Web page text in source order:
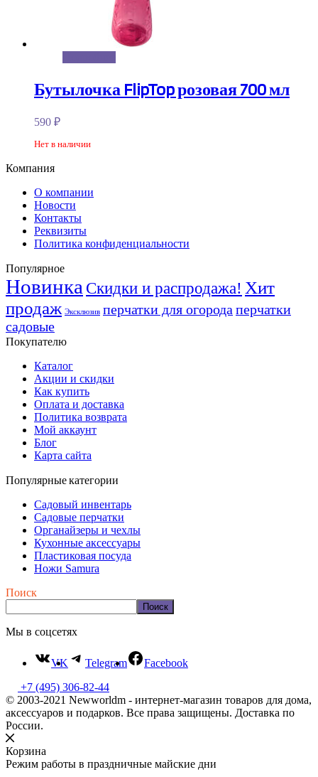
Бутылочка FlipTop розовая 700 мл
590 ₽
Нет в наличии
Компания
О компании
Новости
Контакты
Реквизиты
Политика конфиденциальности
Популярное
Новинка Скидки и распродажа! Хит
продаж Эксклюзив перчатки для огорода перчатки
садовые
Покупателю
Каталог
Акции и скидки
Как купить
Оплата и доставка
Политика возврата
Мой аккаунт
Блог
Карта сайта
Популярные категории
Садовый инвентарь
Садовые перчатки
Органайзеры и чехлы
Кухонные аксессуары
Пластиковая посуда
Ножи Samura
Поиск
Поиск
Мы в соцсетях
VK Telegram
Facebook
+7 (495) 306-82-44
© 2003-2021 Newworldm - интернет-магазин товаров для дома,
аксессуаров и подарков. Все права защищены. Доставка по
России.
Корзина
Режим работы в праздничные майские дни